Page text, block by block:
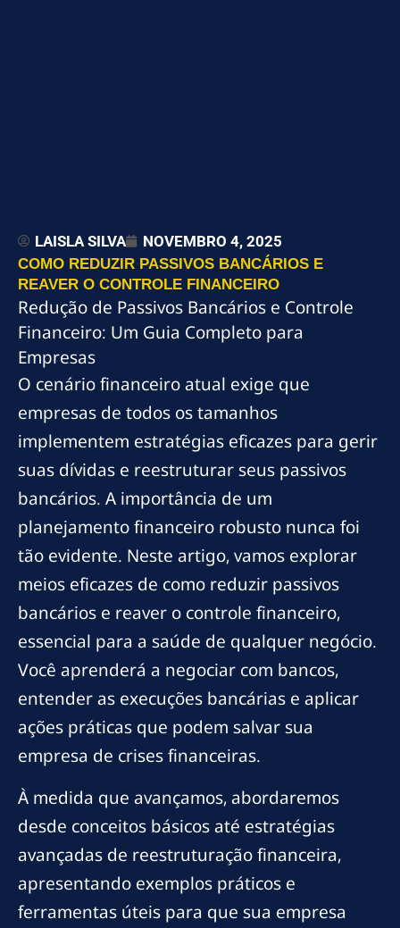
LAISLA SILVA NOVEMBRO 4, 2025
COMO REDUZIR PASSIVOS BANCÁRIOS E
REAVER O CONTROLE FINANCEIRO
Redução de Passivos Bancários e Controle
Financeiro: Um Guia Completo para
Empresas
O cenário financeiro atual exige que
empresas de todos os tamanhos
implementem estratégias eficazes para gerir
suas dívidas e reestruturar seus passivos
bancários. A importância de um
planejamento financeiro robusto nunca foi
tão evidente. Neste artigo, vamos explorar
meios eficazes de como reduzir passivos
bancários e reaver o controle financeiro,
essencial para a saúde de qualquer negócio.
Você aprenderá a negociar com bancos,
entender as execuções bancárias e aplicar
ações práticas que podem salvar sua
empresa de crises financeiras.
À medida que avançamos, abordaremos
desde conceitos básicos até estratégias
avançadas de reestruturação financeira,
apresentando exemplos práticos e
ferramentas úteis para que sua empresa